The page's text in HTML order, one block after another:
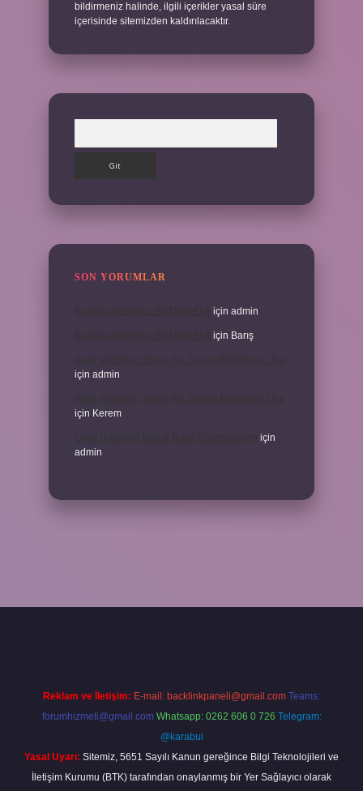
bildirmeniz halinde, ilgili içerikler yasal süre
içerisinde sitemizden kaldırılacaktır.
SON YORUMLAR
için admin
için Barış
için admin
için Kerem
için
admin
Reklam ve İletişim: E-mail: backlinkpaneli@gmail.com Teams:
forumhizmeti@gmail.com Whatsapp: 0262 606 0 726 Telegram:
@karabul
Yasal Uyarı: Sitemiz, 5651 Sayılı Kanun gereğince Bilgi Teknolojileri ve
İletişim Kurumu (BTK) tarafından onaylanmış bir Yer Sağlayıcı olarak